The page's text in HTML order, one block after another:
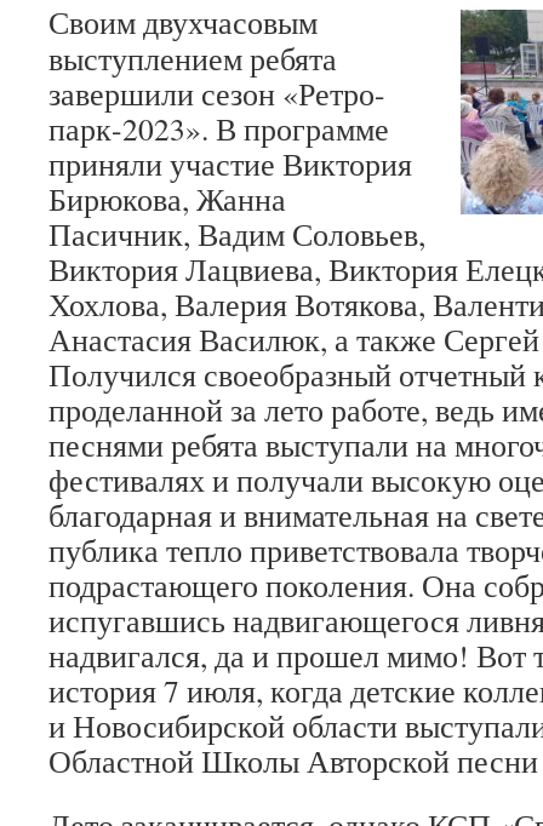
Своим двухчасовым
выступлением ребята
завершили сезон «Ретро-
парк-2023». В программе
приняли участие Виктория
Бирюкова, Жанна
Пасичник, Вадим Соловьев,
Виктория Лацвиева, Виктория
Хохлова, Валерия Вотякова,
Анастасия Василюк, а также
Получился своеобразный отчетный
проделанной за лето работе, ведь
песнями ребята выступали на
фестивалях и получали высокую
благодарная и внимательная на
публика тепло приветствовала
подрастающего поколения. Она
испугавшись надвигающегося
надвигался, да и прошел мимо! Вот
история 7 июля, когда детские
и Новосибирской области
Областной Школы Авторской